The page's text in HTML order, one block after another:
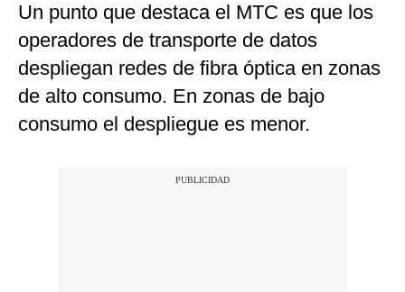
Un punto que destaca el MTC es que los
operadores de transporte de datos
despliegan redes de fibra óptica en zonas
de alto consumo. En zonas de bajo
consumo el despliegue es menor.